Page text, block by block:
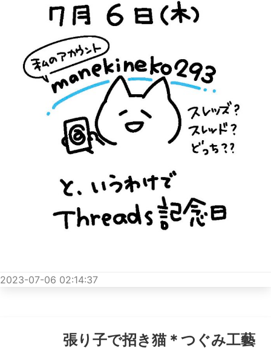
2023-07-06 02:14:37
張り子で招き猫＊つぐみ工藝